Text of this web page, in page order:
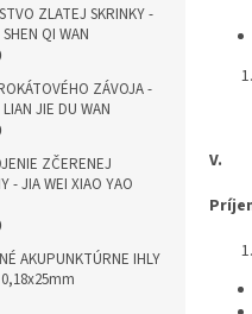
ZLATEJ SKRINKY -
QI WAN
ZÁVOJA -
JIE DU WAN
ZČERENEJ
- JIA WEI XIAO YAO
AKUPUNKTÚRNE IHLY
V.